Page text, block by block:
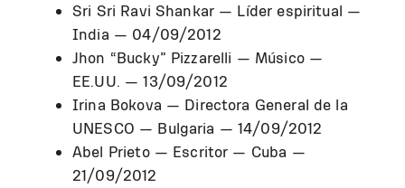
Sri Sri Ravi Shankar — Líder espiritual —
India — 04/09/2012
Jhon “Bucky” Pizzarelli — Músico —
EE.UU. — 13/09/2012
Irina Bokova — Directora General de la
UNESCO — Bulgaria — 14/09/2012
Abel Prieto — Escritor — Cuba —
21/09/2012